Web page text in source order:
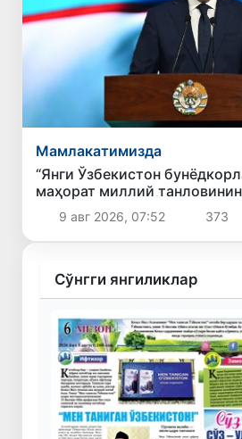
Мамлакатимизда
“Янги Ўзбекистон
маҳорат миллий
маросими бўлиб ўтди
9 авг 2026, 07:52 373
Сўнгги янгиликлар